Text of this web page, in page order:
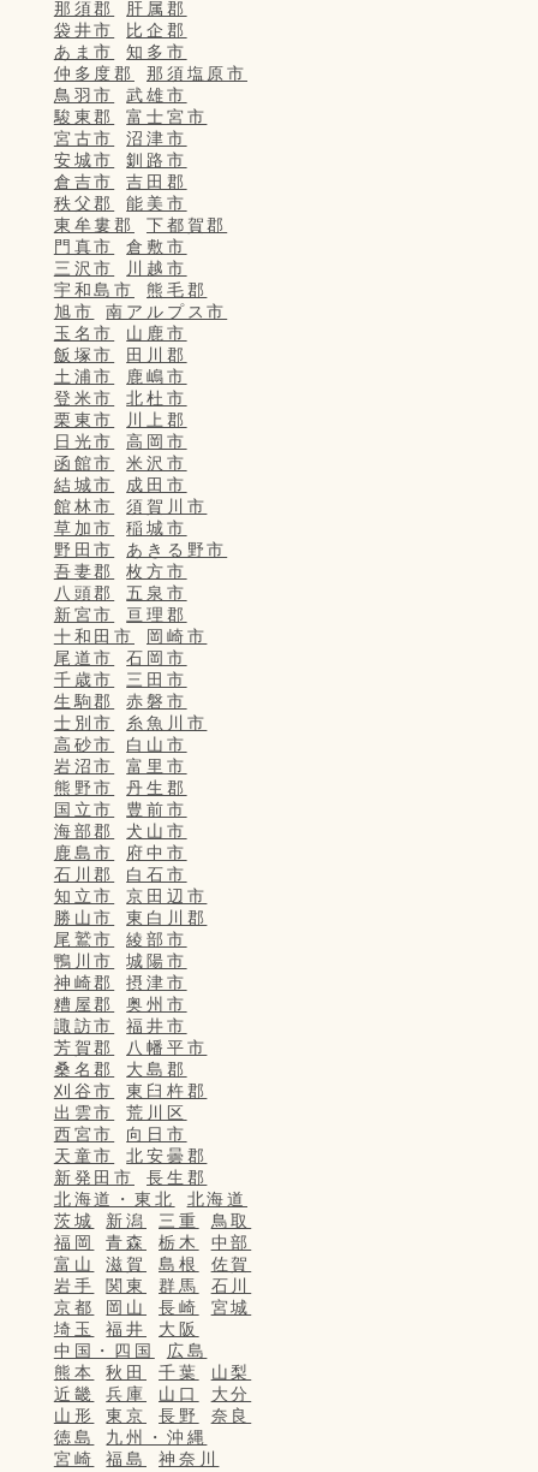
那須郡
肝属郡
袋井市
比企郡
あま市
知多市
仲多度郡
那須塩原市
鳥羽市
武雄市
駿東郡
富士宮市
宮古市
沼津市
安城市
釧路市
倉吉市
吉田郡
秩父郡
能美市
東牟婁郡
下都賀郡
門真市
倉敷市
三沢市
川越市
宇和島市
熊毛郡
旭市
南アルプス市
玉名市
山鹿市
飯塚市
田川郡
土浦市
鹿嶋市
登米市
北杜市
栗東市
川上郡
日光市
高岡市
函館市
米沢市
結城市
成田市
館林市
須賀川市
草加市
稲城市
野田市
あきる野市
吾妻郡
枚方市
八頭郡
五泉市
新宮市
亘理郡
十和田市
岡崎市
尾道市
石岡市
千歳市
三田市
生駒郡
赤磐市
士別市
糸魚川市
高砂市
白山市
岩沼市
富里市
熊野市
丹生郡
国立市
豊前市
海部郡
犬山市
鹿島市
府中市
石川郡
白石市
知立市
京田辺市
勝山市
東白川郡
尾鷲市
綾部市
鴨川市
城陽市
神崎郡
摂津市
糟屋郡
奥州市
諏訪市
福井市
芳賀郡
八幡平市
桑名郡
大島郡
刈谷市
東臼杵郡
出雲市
荒川区
西宮市
向日市
天童市
北安曇郡
新発田市
長生郡
北海道・東北
北海道
茨城
新潟 三重
鳥取
福岡
青森 栃木
中部
富山
滋賀 島根
佐賀
岩手
関東 群馬
石川
京都
岡山 長崎
宮城
埼玉
福井
大阪
中国・四国
広島
熊本
秋田 千葉
山梨
近畿
兵庫 山口
大分
山形
東京 長野
奈良
徳島
九州・沖縄
宮崎
福島
神奈川